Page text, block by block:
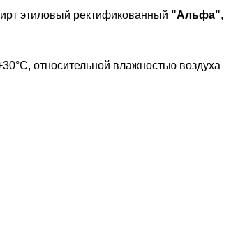
этиловый ректификованный "Альфа",
относительной влажностью воздуха